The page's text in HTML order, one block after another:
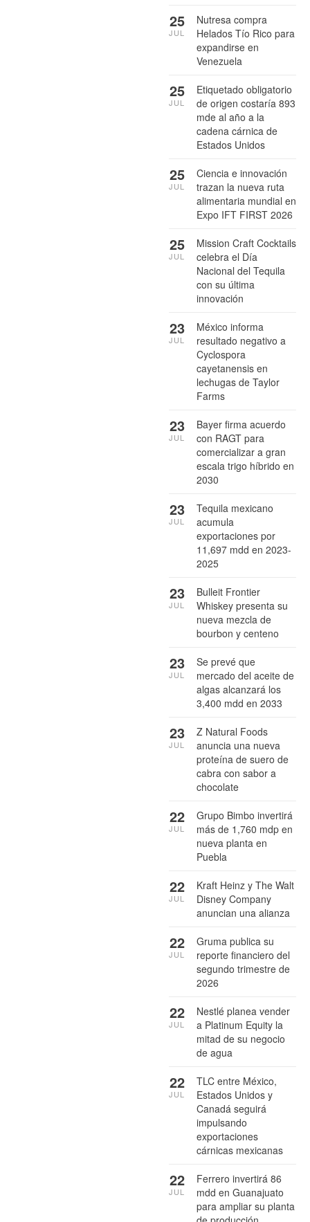
Nutresa compra
Helados Tío Rico para
expandirse en
Venezuela
25
JUL
Etiquetado obligatorio
de origen costaría 893
mde al año a la
cadena cárnica de
Estados Unidos
25
JUL
Ciencia e innovación
trazan la nueva ruta
alimentaria mundial en
Expo IFT FIRST 2026
25
JUL
Mission Craft Cocktails
celebra el Día
Nacional del Tequila
con su última
innovación
25
JUL
México informa
resultado negativo a
Cyclospora
cayetanensis en
lechugas de Taylor
Farms
23
JUL
Bayer firma acuerdo
con RAGT para
comercializar a gran
escala trigo híbrido en
2030
23
JUL
Tequila mexicano
acumula
exportaciones por
11,697 mdd en 2023-
2025
23
JUL
Bulleit Frontier
Whiskey presenta su
nueva mezcla de
bourbon y centeno
23
JUL
Se prevé que
mercado del aceite de
algas alcanzará los
3,400 mdd en 2033
23
JUL
Z Natural Foods
anuncia una nueva
proteína de suero de
cabra con sabor a
chocolate
23
JUL
Grupo Bimbo invertirá
más de 1,760 mdp en
nueva planta en
Puebla
22
JUL
Kraft Heinz y The Walt
Disney Company
anuncian una alianza
22
JUL
Gruma publica su
reporte financiero del
segundo trimestre de
2026
22
JUL
Nestlé planea vender
a Platinum Equity la
mitad de su negocio
de agua
22
JUL
TLC entre México,
Estados Unidos y
Canadá seguirá
impulsando
exportaciones
cárnicas mexicanas
22
JUL
Ferrero invertirá 86
mdd en Guanajuato
para ampliar su planta
22
JUL